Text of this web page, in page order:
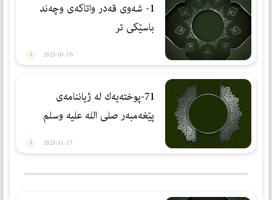
1- شەوی قەدر واتاكەی وچەند
باسێكی تر
2025-03-16
71-پوختەیەك لە ژیاننامەی
پێغەمبەر صلی الله علیه وسلم
2023-11-15